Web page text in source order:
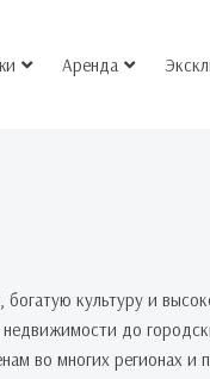
Аренда
богатую культуру и
до
во многих регионах